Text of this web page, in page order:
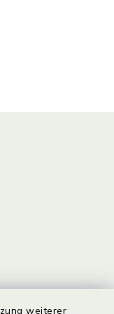
weiterer